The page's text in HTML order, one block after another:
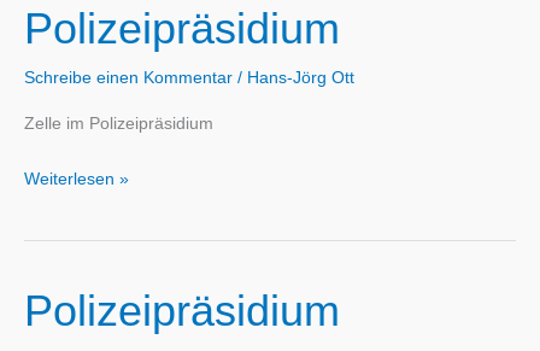
Polizeipräsidium
Schreibe einen Kommentar / Hans-Jörg Ott
Zelle im Polizeipräsidium
Polizeipräsidium
Weiterlesen »
Polizeipräsidium